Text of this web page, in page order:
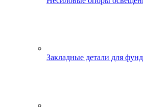
Закладные детали для